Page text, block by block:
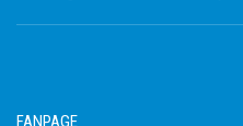
FANPAGE